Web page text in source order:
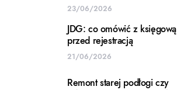
23/06/2026
JDG: co omówić z księgową
przed rejestracją
21/06/2026
Remont starej podłogi czy